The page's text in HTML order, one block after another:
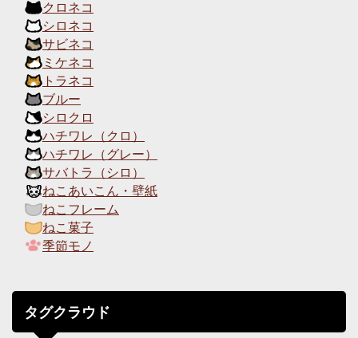
クロネコ
シロネコ
サビネコ
ミケネコ
トラネコ
ブルー
シロクロ
ハチワレ（クロ）
ハチワレ（グレー）
サバトラ（シロ）
ねこあいこん・壁紙
ねこフレーム
ねこ菓子
季節モノ
タグクラウド